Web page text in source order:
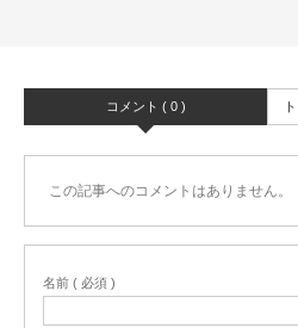
コメント ( 0 )
この記事へのコメントはありません。
名前 ( 必須 )